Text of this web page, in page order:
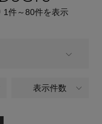
1件～80件を表示
ALL
表示件数